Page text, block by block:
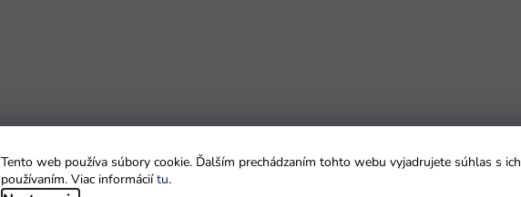
Tento web používa súbory cookie. Ďalším prechádzaním tohto webu vyjadrujete súhlas s ich
používaním. Viac informáciítu.